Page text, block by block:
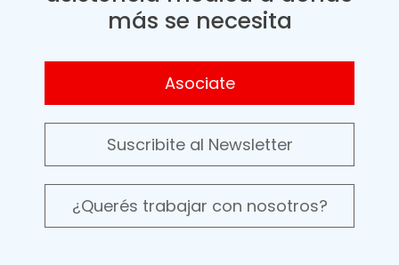
más se necesita
Asociate
Suscribite al Newsletter
¿Querés trabajar con nosotros?